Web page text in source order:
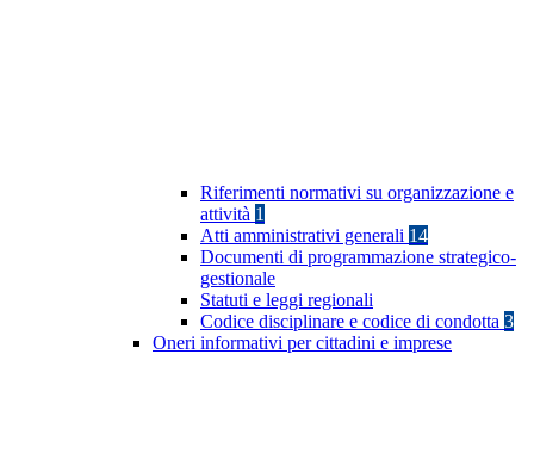
Riferimenti normativi su organizzazione e
attività 1
Atti amministrativi generali 14
Documenti di programmazione strategico-
gestionale
Statuti e leggi regionali
Codice disciplinare e codice di condotta 3
Oneri informativi per cittadini e imprese